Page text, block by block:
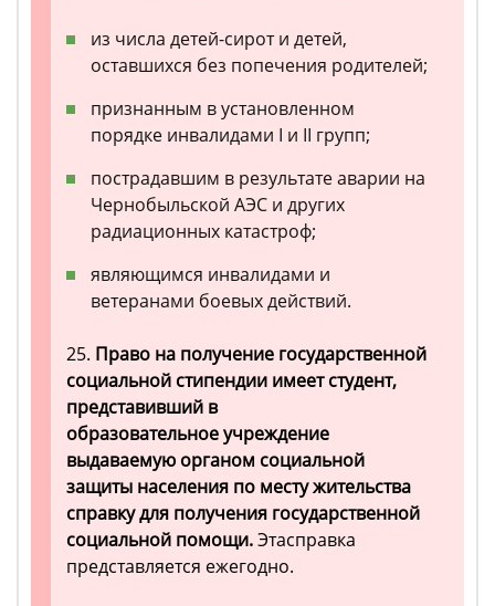
из числа детей-сирот и детей,
оставшихся без попечения родителей;
признанным в установленном
порядке инвалидами I и II групп;
пострадавшим в результате аварии на
Чернобыльской АЭС и других
радиационных катастроф;
являющимся инвалидами и
ветеранами боевых действий.
25. Право на получение государственной
социальной стипендии имеет студент,
представивший в
образовательное учреждение
выдаваемую органом социальной
защиты населения по месту жительства
справку для получения государственной
социальной помощи.Этасправка
представляется ежегодно.